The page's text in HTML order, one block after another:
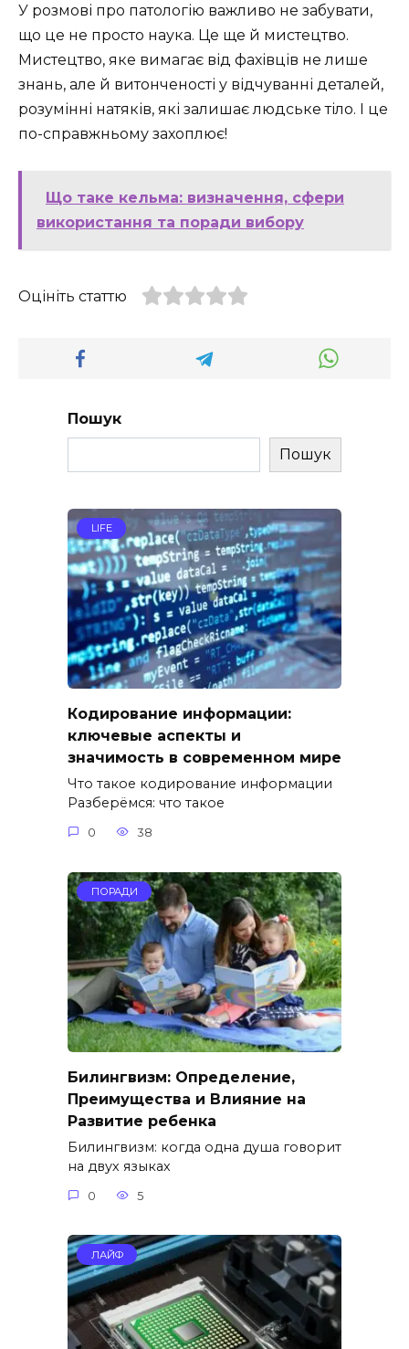
У розмові про патологію важливо не забувати,
що це не просто наука. Це ще й мистецтво.
Мистецтво, яке вимагає від фахівців не лише
знань, але й витонченості у відчуванні деталей,
розумінні натяків, які залишає людське тіло. І це
по-справжньому захоплює!
Що таке кельма: визначення, сфери
використання та поради вибору
Оцініть статтю
Пошук
Пошук
LIFE
Кодирование информации:
ключевые аспекты и
значимость в современном мире
Что такое кодирование информации
Разберёмся: что такое
0 38
ПОРАДИ
Билингвизм: Определение,
Преимущества и Влияние на
Развитие ребенка
Билингвизм: когда одна душа говорит
на двух языках
0 5
ЛАЙФ